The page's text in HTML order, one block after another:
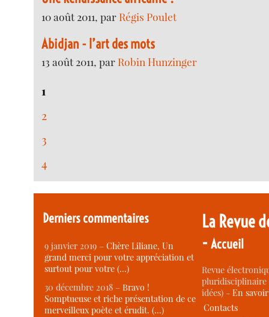
10 août 2011, par Régis Poulet
Abidjan - l’art des mots
13 août 2011, par Robin Hunzinger
1
2
3
4
Derniers commentaires
9 janvier 2019 –Chère Liliane, Un
grand merci pour votre appréciation et
surtout pour votre (…)
30 décembre 2018 –Bravo !
Somptueuse et riche présentation de ce
merveilleux poète et érudit. (…)
La Revue
-Accueil
Revue
idées) -En
Contacts